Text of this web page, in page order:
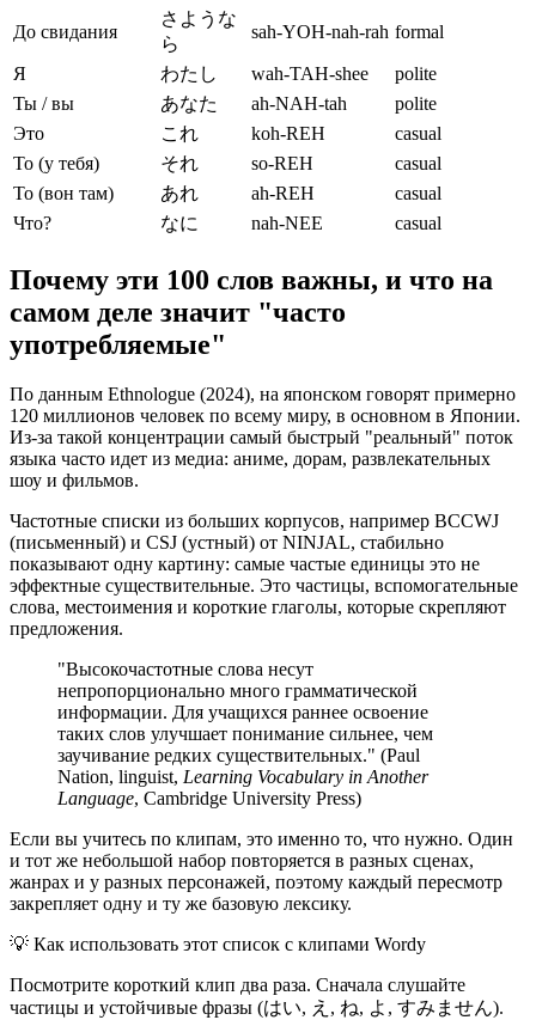
До свидания
さような
ら
sah-YOH-nah-rah formal
Я わたし wah-TAH-shee
polite
Ты / вы
あなた ah-NAH-tah
polite
Это
これ koh-REH
casual
То (у тебя)
それ so-REH
casual
То (вон там)
あれ ah-REH
casual
Что?
なに nah-NEE casual
Почему эти 100 слов важны, и что на
самом деле значит "часто
употребляемые"
По данным Ethnologue (2024), на японском говорят примерно
120 миллионов человек по всему миру, в основном в Японии.
Из-за такой концентрации самый быстрый "реальный" поток
языка часто идет из медиа: аниме, дорам, развлекательных
шоу и фильмов.
Частотные списки из больших корпусов, например BCCWJ
(письменный) и CSJ (устный) от NINJAL, стабильно
показывают одну картину: самые частые единицы это не
эффектные существительные. Это частицы, вспомогательные
слова, местоимения и короткие глаголы, которые скрепляют
предложения.
"Высокочастотные слова несут
непропорционально много грамматической
информации. Для учащихся раннее освоение
таких слов улучшает понимание сильнее, чем
заучивание редких существительных." (Paul
Nation, linguist, Learning Vocabulary in Another
Language, Cambridge University Press)
Если вы учитесь по клипам, это именно то, что нужно. Один
и тот же небольшой набор повторяется в разных сценах,
жанрах и у разных персонажей, поэтому каждый пересмотр
закрепляет одну и ту же базовую лексику.
💡 Как использовать этот список с клипами Wordy
Посмотрите короткий клип два раза. Сначала слушайте
частицы и устойчивые фразы (はい, え, ね, よ, すみません).